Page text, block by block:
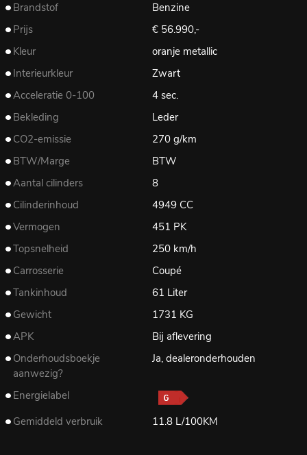
Brandstof
Benzine
Prijs
€ 56.990,-
Kleur
oranje metallic
Interieurkleur
Zwart
Acceleratie 0-100
4 sec.
Bekleding
Leder
CO2-emissie
270 g/km
BTW/Marge
BTW
Aantal cilinders
8
Cilinderinhoud
4949 CC
Vermogen
451 PK
Topsnelheid
250 km/h
Carrosserie
Coupé
Tankinhoud
61 Liter
Gewicht
1731 KG
APK
Bij aflevering
Onderhoudsboekje
aanwezig?
Ja, dealeronderhouden
Energielabel
Gemiddeld verbruik
11.8 L/100KM